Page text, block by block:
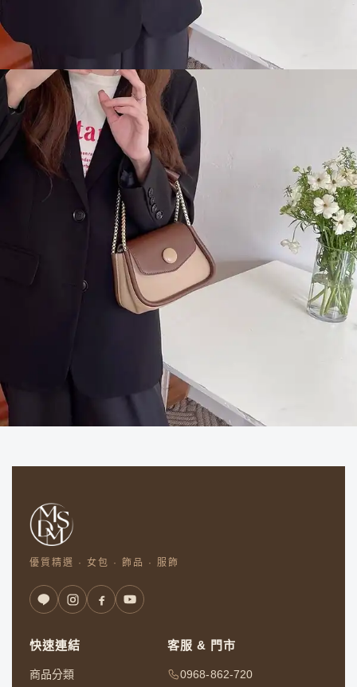
優質精選 · 女包 · 飾品 · 服飾
快速連結
商品分類
客服 & 門市
0968-862-720